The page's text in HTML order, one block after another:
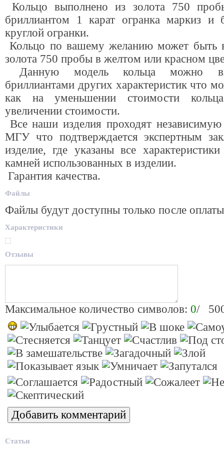
Кольцо выполнено из золота 750
бриллиантом 1 карат огранка маркиз и
круглой огранки.
Кольцо по вашему желанию может быть
золота 750 пробы в желтом или красном
Данную модель кольца можно
бриллиантами других характеристик что
как на уменьшении стоимости
увеличении стоимости.
Все наши изделия проходят независимую
МГУ что подтверждается экспертным
изделие, где указаны все
камней использованных в изделии.
Гарантия качества.
Файлы
Файлы будут доступны только после оплаты
Характеристики
Отзывы
Максимальное количество символов: 0/
Статьи